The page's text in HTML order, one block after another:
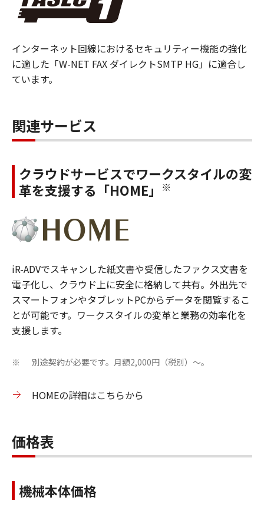
インターネット回線におけるセキュリティー機能の強化
に適した「W-NET FAX ダイレクトSMTP HG」に適合し
ています。
関連サービス
クラウドサービスでワークスタイルの変
革を支援する「HOME」
※
iR-ADVでスキャンした紙文書や受信したファクス文書を
電子化し、クラウド上に安全に格納して共有。外出先で
スマートフォンやタブレットPCからデータを閲覧するこ
とが可能です。ワークスタイルの変革と業務の効率化を
支援します。
※ 別途契約が必要です。月額2,000円（税別）～。
HOMEの詳細はこちらから
価格表
機械本体価格